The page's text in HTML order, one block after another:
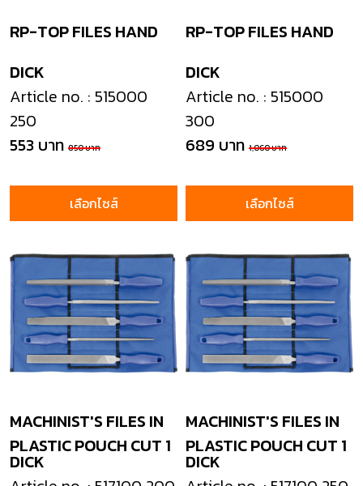
DICK
RP-TOP FILES HAND
Article no. : 515000
250
553 บาท 850 บาท
เลือกไซส์
DICK
RP-TOP FILES HAND
Article no. : 515000
300
689 บาท 1,060 บาท
เลือกไซส์
DICK
MACHINIST'S FILES IN
PLASTIC POUCH CUT 1
DICK
MACHINIST'S FILES IN
PLASTIC POUCH CUT 1